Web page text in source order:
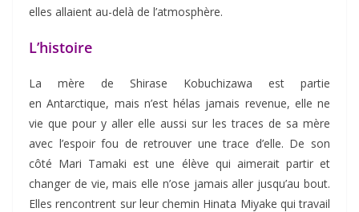
elles allaient au-delà de l’atmosphère.
L’histoire
La mère de Shirase Kobuchizawa est partie
en Antarctique, mais n’est hélas jamais revenue, elle ne
vie que pour y aller elle aussi sur les traces de sa mère
avec l’espoir fou de retrouver une trace d’elle. De son
côté Mari Tamaki est une élève qui aimerait partir et
changer de vie, mais elle n’ose jamais aller jusqu’au bout.
Elles rencontrent sur leur chemin Hinata Miyake qui travail